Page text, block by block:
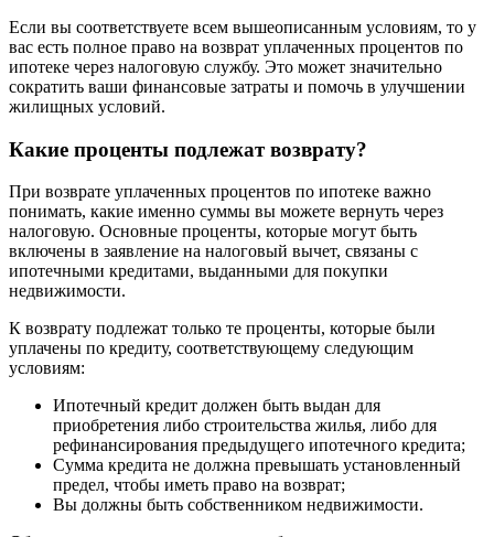
Если вы соответствуете всем вышеописанным условиям, то у
вас есть полное право на возврат уплаченных процентов по
ипотеке через налоговую службу. Это может значительно
сократить ваши финансовые затраты и помочь в улучшении
жилищных условий.
Какие проценты подлежат возврату?
При возврате уплаченных процентов по ипотеке важно
понимать, какие именно суммы вы можете вернуть через
налоговую. Основные проценты, которые могут быть
включены в заявление на налоговый вычет, связаны с
ипотечными кредитами, выданными для покупки
недвижимости.
К возврату подлежат только те проценты, которые были
уплачены по кредиту, соответствующему следующим
условиям:
Ипотечный кредит должен быть выдан для
приобретения либо строительства жилья, либо для
рефинансирования предыдущего ипотечного кредита;
Сумма кредита не должна превышать установленный
предел, чтобы иметь право на возврат;
Вы должны быть собственником недвижимости.